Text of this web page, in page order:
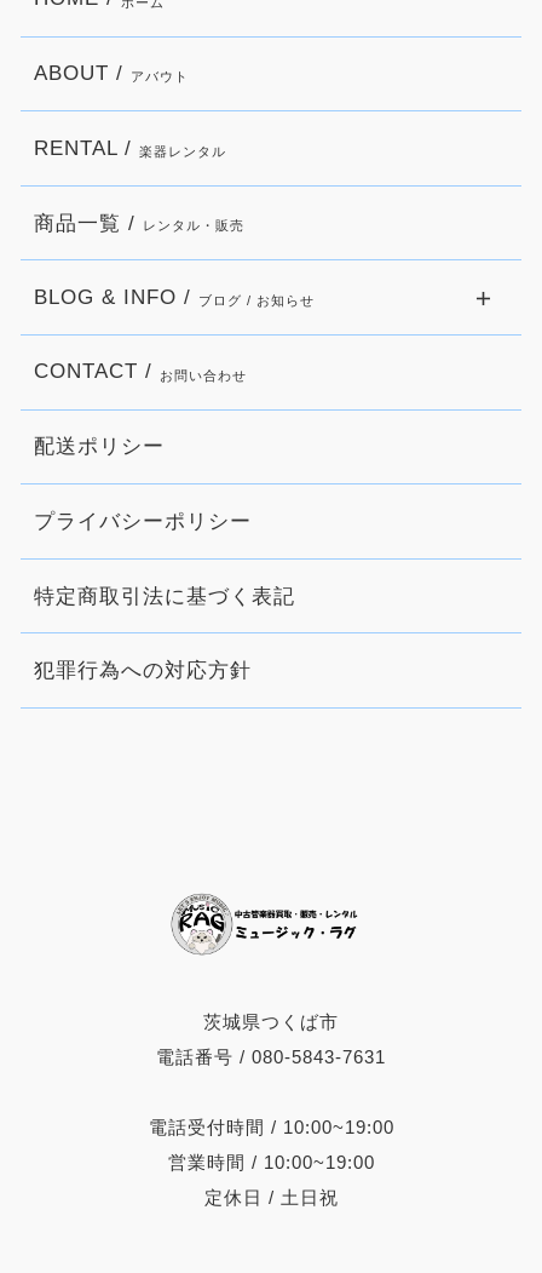
茨城県つくば市
電話番号 / 080-5843-7631
電話受付時間 / 10:00~19:00
営業時間 / 10:00~19:00
定休日 / 土日祝
ABOUT / アバウト
RENTAL / 楽器レンタル
商品一覧 / レンタル・販売
BLOG & INFO / ブログ / お知らせ
CONTACT / お問い合わせ
配送ポリシー
プライバシーポリシー
特定商取引法に基づく表記
犯罪行為への対応方針